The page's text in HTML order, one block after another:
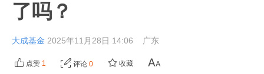
了吗？
大成基金 2025年11月28日 14:06 广东
点赞 1 评论 0 收藏